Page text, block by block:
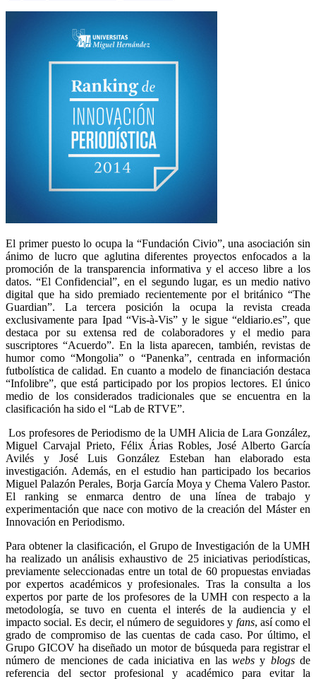
El primer puesto lo ocupa la “Fundación Civio”, una asociación sin
ánimo de lucro que aglutina diferentes proyectos enfocados a la
promoción de la transparencia informativa y el acceso libre a los
datos. “El Confidencial”, en el segundo lugar, es un medio nativo
digital que ha sido premiado recientemente por el británico “The
Guardian”. La tercera posición la ocupa la revista creada
exclusivamente para Ipad “Vis-à-Vis” y le sigue “eldiario.es”, que
destaca por su extensa red de colaboradores y el medio para
suscriptores “Acuerdo”. En la lista aparecen, también, revistas de
humor como “Mongolia” o “Panenka”, centrada en información
futbolística de calidad. En cuanto a modelo de financiación destaca
“Infolibre”, que está participado por los propios lectores. El único
medio de los considerados tradicionales que se encuentra en la
clasificación ha sido el “Lab de RTVE”.
Los profesores de Periodismo de la UMH Alicia de Lara González,
Miguel Carvajal Prieto, Félix Árias Robles, José Alberto García
Avilés y José Luis González Esteban han elaborado esta
investigación. Además, en el estudio han participado los becarios
Miguel Palazón Perales, Borja García Moya y Chema Valero Pastor.
El ranking se enmarca dentro de una línea de trabajo y
experimentación que nace con motivo de la creación del Máster en
Innovación en Periodismo.
Para obtener la clasificación, el Grupo de Investigación de la UMH
ha realizado un análisis exhaustivo de 25 iniciativas periodísticas,
previamente seleccionadas entre un total de 60 propuestas enviadas
por expertos académicos y profesionales. Tras la consulta a los
expertos por parte de los profesores de la UMH con respecto a la
metodología, se tuvo en cuenta el interés de la audiencia y el
impacto social. Es decir, el número de seguidores y fans, así como el
grado de compromiso de las cuentas de cada caso. Por último, el
Grupo GICOV ha diseñado un motor de búsqueda para registrar el
número de menciones de cada iniciativa en laswebs y blogsde
referencia del sector profesional y académico para evitar la